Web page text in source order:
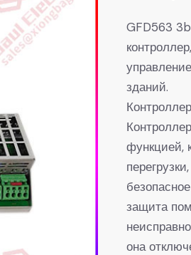
GFD563
зданий.
функцией,
защита
она